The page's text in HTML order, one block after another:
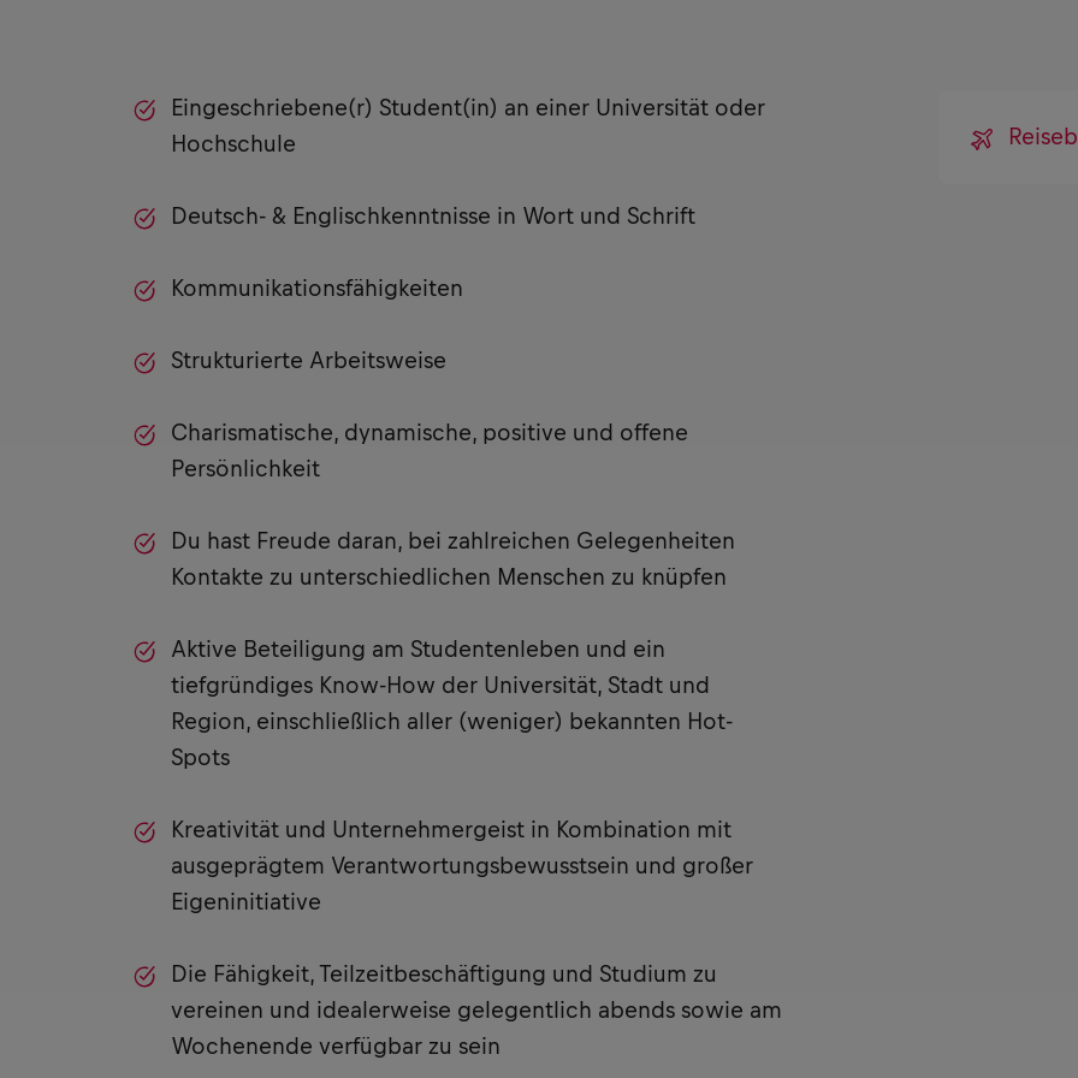
Eingeschriebene(r) Student(in) an einer Universität oder
Hochschule
Deutsch- & Englischkenntnisse in Wort und Schrift
Kommunikationsfähigkeiten
Strukturierte Arbeitsweise
Charismatische, dynamische, positive und offene
Persönlichkeit
Du hast Freude daran, bei zahlreichen Gelegenheiten
Kontakte zu unterschiedlichen Menschen zu knüpfen
Aktive Beteiligung am Studentenleben und ein
tiefgründiges Know-How der Universität, Stadt und
Region, einschließlich aller (weniger) bekannten Hot-
Spots
Kreativität und Unternehmergeist in Kombination mit
ausgeprägtem Verantwortungsbewusstsein und großer
Eigeninitiative
Die Fähigkeit, Teilzeitbeschäftigung und Studium zu
vereinen und idealerweise gelegentlich abends sowie am
Wochenende verfügbar zu sein